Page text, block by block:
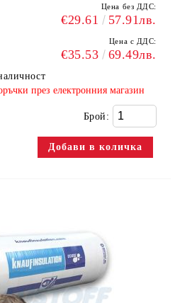
Цена без ДДС:
€29.61 57.91лв.
Цена с ДДС:
€35.53 69.49лв.
през електронния магазин
Брой: